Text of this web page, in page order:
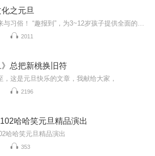
化之元旦
2011
》总把新桃换旧符
，这是元旦快乐的文章，我献给大家，
2196
哈哈笑元旦精品演出
哈哈笑元旦精品演出
353